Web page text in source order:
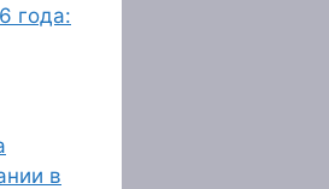
года:
в